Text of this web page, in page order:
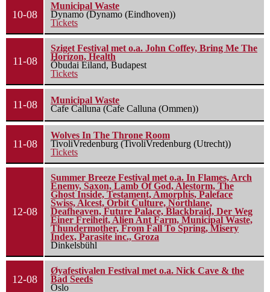
10-08
Municipal Waste
Dynamo (Dynamo (Eindhoven))
Tickets
11-08
Sziget Festival met o.a. John Coffey, Bring Me The
Horizon, Health
Óbudai Eiland, Budapest
Tickets
11-08
Municipal Waste
Cafe Calluna (Cafe Calluna (Ommen))
11-08
Wolves In The Throne Room
TivoliVredenburg (TivoliVredenburg (Utrecht))
Tickets
12-08
Summer Breeze Festival met o.a. In Flames, Arch
Enemy, Saxon, Lamb Of God, Alestorm, The
Ghost Inside, Testament, Amorphis, Paleface
Swiss, Alcest, Orbit Culture, Northlane,
Deafheaven, Future Palace, Blackbraid, Der Weg
Einer Freiheit, Alien Ant Farm, Municipal Waste,
Thundermother, From Fall To Spring, Misery
Index, Parasite inc., Groza
Dinkelsbühl
12-08
Øyafestivalen Festival met o.a. Nick Cave & the
Bad Seeds
Oslo